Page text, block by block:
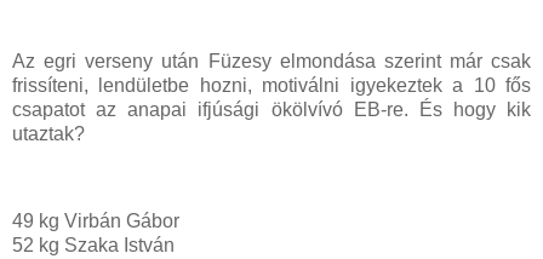
Az egri verseny után Füzesy elmondása szerint már csak
frissíteni, lendületbe hozni, motiválni igyekeztek a 10 fős
csapatot az anapai ifjúsági ökölvívó EB-re. És hogy kik
utaztak?
49 kg Virbán Gábor
52 kg Szaka István